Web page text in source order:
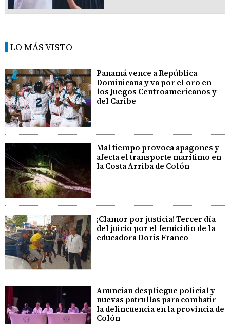
LO MÁS VISTO
Panamá vence a República
Dominicana y va por el oro en
los Juegos Centroamericanos y
del Caribe
Mal tiempo provoca apagones y
afecta el transporte marítimo en
la Costa Arriba de Colón
¡Clamor por justicia! Tercer día
del juicio por el femicidio de la
educadora Doris Franco
Anuncian despliegue policial y
nuevas patrullas para combatir
la delincuencia en la provincia de
Colón